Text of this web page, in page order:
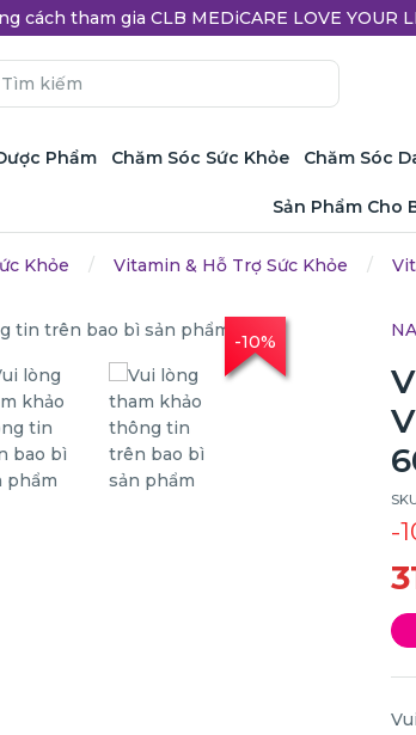
cách tham gia CLB MEDiCARE LOVE YOUR
Phẩm Chăm Sóc Sức Khỏe Chăm Sóc
Sản Phẩm Cho
Khỏe Vitamin & Hỗ Trợ Sức Khỏe
-10%
-